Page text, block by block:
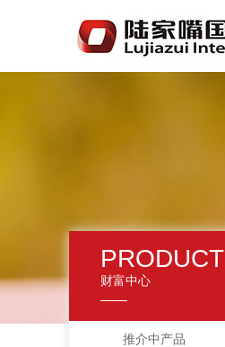
PRODUCT
财富中心
推介中产品